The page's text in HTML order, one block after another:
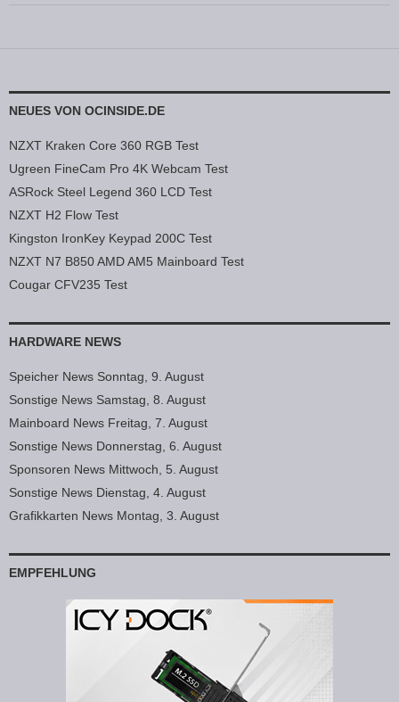
NEUES VON OCINSIDE.DE
NZXT Kraken Core 360 RGB Test
Ugreen FineCam Pro 4K Webcam Test
ASRock Steel Legend 360 LCD Test
NZXT H2 Flow Test
Kingston IronKey Keypad 200C Test
NZXT N7 B850 AMD AM5 Mainboard Test
Cougar CFV235 Test
HARDWARE NEWS
Speicher News Sonntag, 9. August
Sonstige News Samstag, 8. August
Mainboard News Freitag, 7. August
Sonstige News Donnerstag, 6. August
Sponsoren News Mittwoch, 5. August
Sonstige News Dienstag, 4. August
Grafikkarten News Montag, 3. August
EMPFEHLUNG